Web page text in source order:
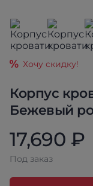
Корпус
Бежевый
Хочу скидку!
17,690 ₽
Под заказ